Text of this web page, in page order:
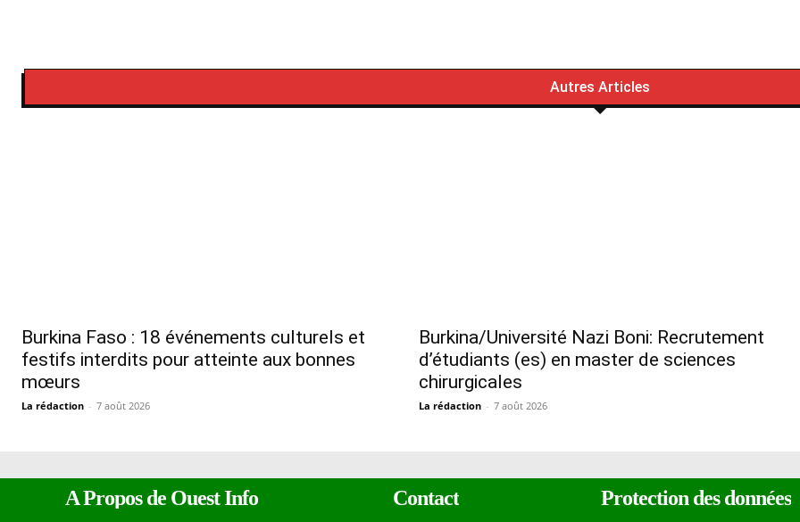
Autres Articles
Burkina Faso : 18 événements culturels et
festifs interdits pour atteinte aux bonnes
mœurs
La rédaction - 7 août 2026
Burkina/Université Nazi Boni: Recrutement
d’étudiants (es) en master de sciences
chirurgicales
La rédaction - 7 août 2026
A Propos de Ouest Info Contact Protection des données